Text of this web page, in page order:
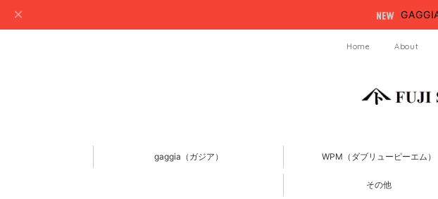
Home About
gaggia（ガジア） WPM（ダブリューピーエム）
その他